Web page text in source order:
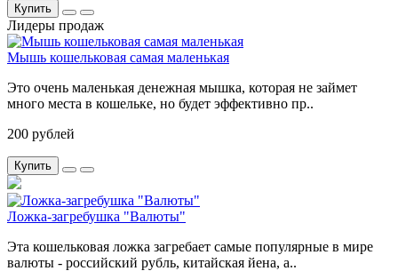
Купить
Лидеры продаж
Мышь кошельковая самая маленькая
Это очень маленькая денежная мышка, которая не займет
много места в кошельке, но будет эффективно пр..
200 рублей
Купить
Ложка-загребушка "Валюты"
Эта кошельковая ложка загребает самые популярные в мире
валюты - российский рубль, китайская йена, а..